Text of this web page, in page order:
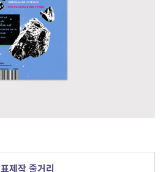
표제작 줄거리